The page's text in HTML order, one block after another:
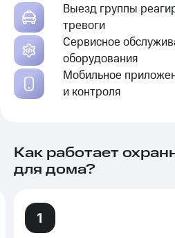
Выезд группы
тревоги
Сервисное
оборудования
Мобильное
и контроля
Как работает
для дома?